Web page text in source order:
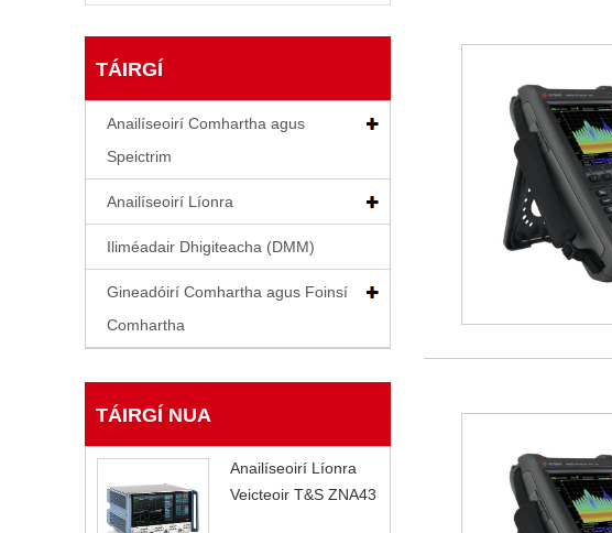
TÁIRGÍ
Anailíseoirí Comhartha agus
Speictrim
Anailíseoirí Líonra
Iliméadair Dhigiteacha (DMM)
Gineadóirí Comhartha agus Foinsí
Comhartha
TÁIRGÍ NUA
Anailíseoirí Líonra
Veicteoir T&S ZNA43